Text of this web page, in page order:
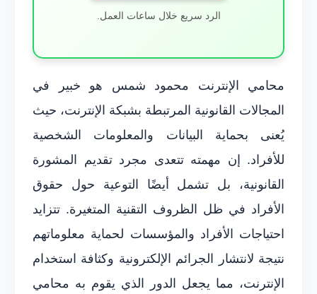
الرد سريع خلال ساعات العمل.
محامي الإنترنت محمود شمس هو خبير في
المجالات القانونية المرتبطة بشبكة الإنترنت، حيث
يُعنى بحماية البيانات والمعلومات الشخصية
للأفراد. إن مهمته تتعدى مجرد تقديم المشورة
القانونية، بل تشمل أيضًا التوعية حول حقوق
الأفراد في ظل الظروف التقنية المتغيرة. تتزايد
احتياجات الأفراد والمؤسسات لحماية معلوماتهم
نتيجة لانتشار الجرائم الإلكترونية وكثافة استخدام
الإنترنت، مما يجعل الدور الذي يقوم به محامي